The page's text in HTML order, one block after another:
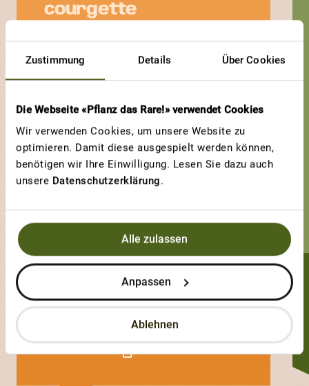
Zustimmung Details Über Cookies
Die Webseite «Pflanz das Rare!» verwendet Cookies
Wir verwenden Cookies, um unsere Website zu
optimieren. Damit diese ausgespielt werden können,
benötigen wir Ihre Einwilligung. Lesen Sie dazu auch
unsere Datenschutzerklärung.
Alle zulassen
Anpassen
Ablehnen
courgette
Zurkinden Christian